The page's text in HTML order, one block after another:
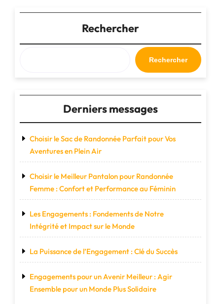
Accessoire
Indispensable
pour
Exprimer
Votre
Style
Vie
Quotidienne"
Rechercher
Rechercher
Derniers messages
Choisir le Sac de Randonnée Parfait pour Vos
Aventures en Plein Air
Choisir le Meilleur Pantalon pour Randonnée
Femme : Confort et Performance au Féminin
Les Engagements : Fondements de Notre
Intégrité et Impact sur le Monde
La Puissance de l’Engagement : Clé du Succès
Engagements pour un Avenir Meilleur : Agir
Ensemble pour un Monde Plus Solidaire